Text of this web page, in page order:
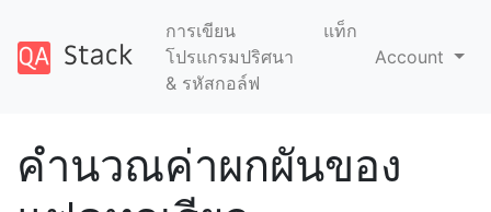
การเขียน
โปรแกรมปริศนา
& รหัสกอล์ฟ
แท็ก
Account
คำนวณค่าผกผันของ